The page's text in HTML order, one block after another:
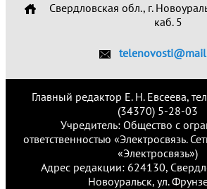
Свердловская обл., г.
каб. 5
Главный редактор Е. Н. Евсеева,
(34370) 5-28-03
Учредитель: Общество с
ответственностью «Электросвязь.
«Электросвязь»)
Адрес редакции: 624130,
Новоуральск, ул.